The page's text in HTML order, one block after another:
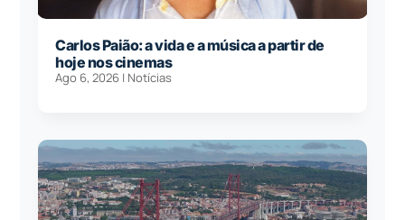
Carlos Paião: a vida e a música a partir de
hoje nos cinemas
Ago 6, 2026 | Notícias